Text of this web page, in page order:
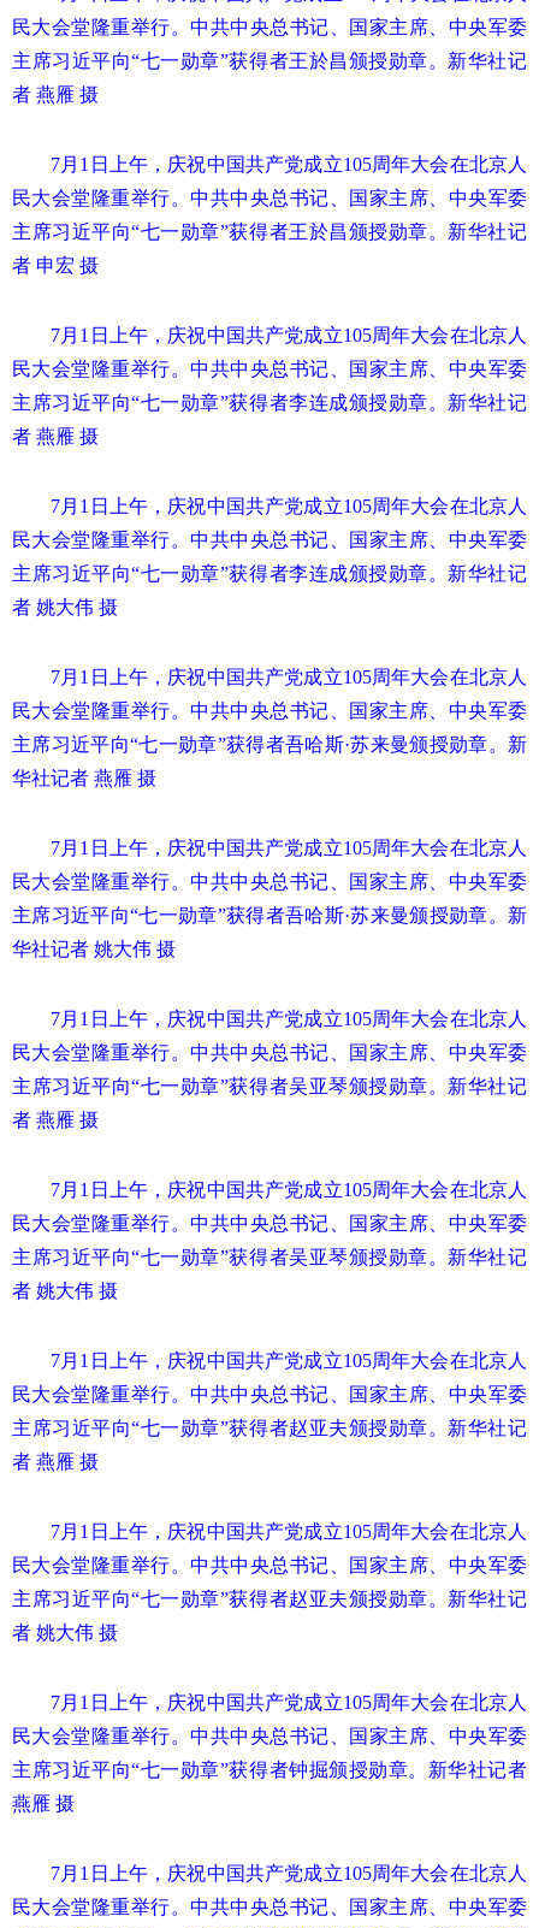
民大会堂隆重举行。中共中央总书记、国家主席、中央军委
主席习近平向“七一勋章”获得者王於昌颁授勋章。新华社记
者 燕雁 摄
7月1日上午，庆祝中国共产党成立105周年大会在北京人
民大会堂隆重举行。中共中央总书记、国家主席、中央军委
主席习近平向“七一勋章”获得者王於昌颁授勋章。新华社记
者 申宏 摄
7月1日上午，庆祝中国共产党成立105周年大会在北京人
民大会堂隆重举行。中共中央总书记、国家主席、中央军委
主席习近平向“七一勋章”获得者李连成颁授勋章。新华社记
者 燕雁 摄
7月1日上午，庆祝中国共产党成立105周年大会在北京人
民大会堂隆重举行。中共中央总书记、国家主席、中央军委
主席习近平向“七一勋章”获得者李连成颁授勋章。新华社记
者 姚大伟 摄
7月1日上午，庆祝中国共产党成立105周年大会在北京人
民大会堂隆重举行。中共中央总书记、国家主席、中央军委
主席习近平向“七一勋章”获得者吾哈斯·苏来曼颁授勋章。新
华社记者 燕雁 摄
7月1日上午，庆祝中国共产党成立105周年大会在北京人
民大会堂隆重举行。中共中央总书记、国家主席、中央军委
主席习近平向“七一勋章”获得者吾哈斯·苏来曼颁授勋章。新
华社记者 姚大伟 摄
7月1日上午，庆祝中国共产党成立105周年大会在北京人
民大会堂隆重举行。中共中央总书记、国家主席、中央军委
主席习近平向“七一勋章”获得者吴亚琴颁授勋章。新华社记
者 燕雁 摄
7月1日上午，庆祝中国共产党成立105周年大会在北京人
民大会堂隆重举行。中共中央总书记、国家主席、中央军委
主席习近平向“七一勋章”获得者吴亚琴颁授勋章。新华社记
者 姚大伟 摄
7月1日上午，庆祝中国共产党成立105周年大会在北京人
民大会堂隆重举行。中共中央总书记、国家主席、中央军委
主席习近平向“七一勋章”获得者赵亚夫颁授勋章。新华社记
者 燕雁 摄
7月1日上午，庆祝中国共产党成立105周年大会在北京人
民大会堂隆重举行。中共中央总书记、国家主席、中央军委
主席习近平向“七一勋章”获得者赵亚夫颁授勋章。新华社记
者 姚大伟 摄
7月1日上午，庆祝中国共产党成立105周年大会在北京人
民大会堂隆重举行。中共中央总书记、国家主席、中央军委
主席习近平向“七一勋章”获得者钟掘颁授勋章。新华社记者
燕雁 摄
7月1日上午，庆祝中国共产党成立105周年大会在北京人
民大会堂隆重举行。中共中央总书记、国家主席、中央军委